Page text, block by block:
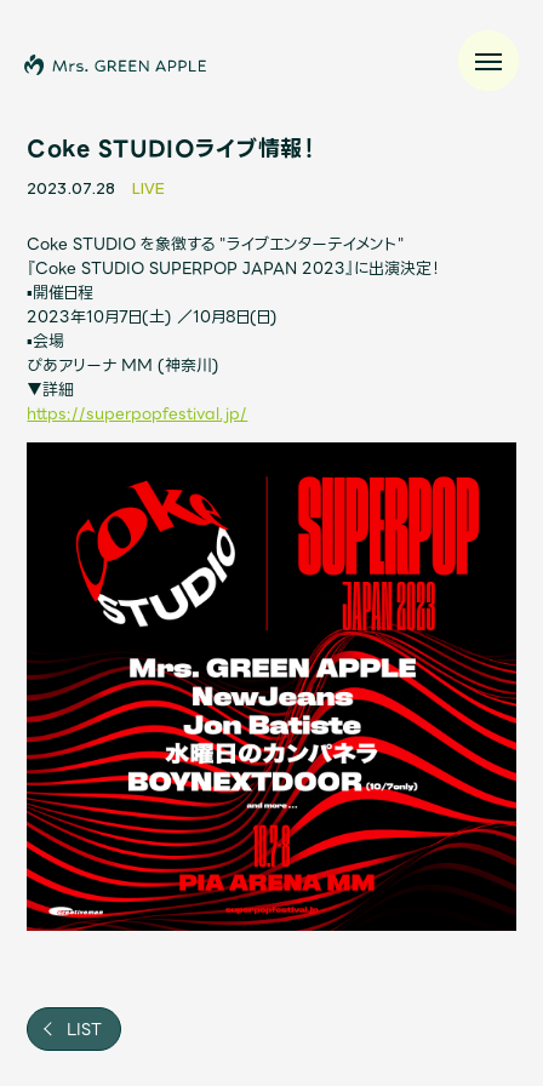
Schedule
Profile
Discography
Shop
OFFICIAL STORE
UNIVERSAL MUSIC STORE
Coke STUDIOライブ情報！
2023.07.28 LIVE
Coke STUDIO を象徴する "ライブエンターテイメント"
『Coke STUDIO SUPERPOP JAPAN 2023』に出演決定！
▪️開催日程
2023年10月7日(土) ／10月8日(日)
▪️会場
ぴあアリーナ MM (神奈川)
▼詳細
https://superpopfestival.jp/
LIST